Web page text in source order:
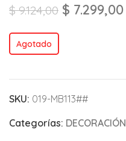
$9.124,00 $ 7.299,00
Agotado
SKU: 019-MB113##
Categorías: DECORACIÓN